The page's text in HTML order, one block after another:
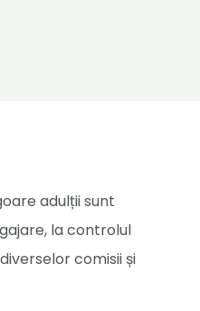
adulții sunt
la controlul
comisii și